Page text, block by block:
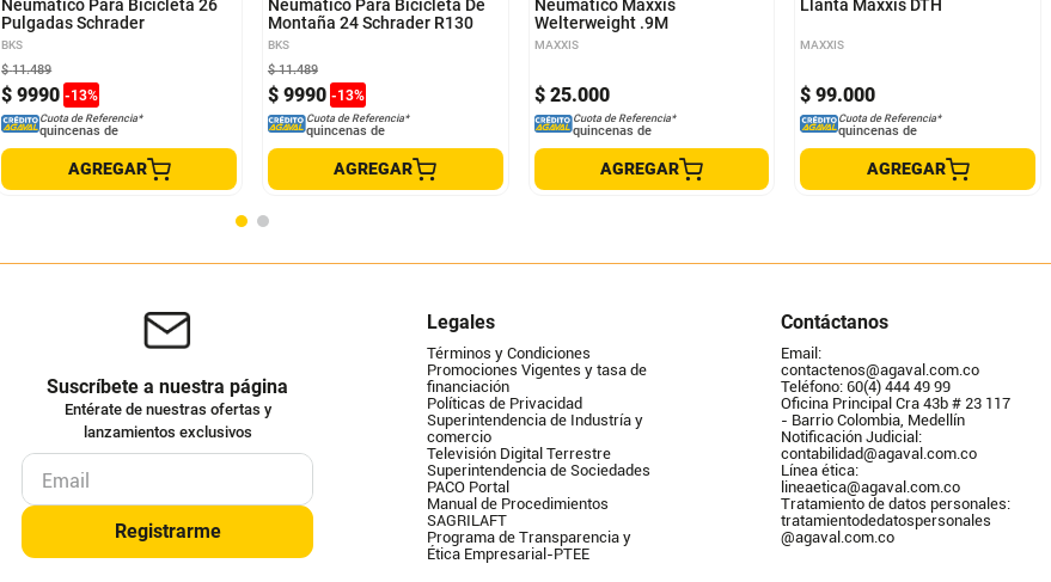
Neumático Para Bicicleta 26
Pulgadas Schrader
BKS
$ 9990 -13%
$ 11.489
Cuota de Referencia*
quincenas de
AGREGAR
Neumático Para Bicicleta De
Montaña 24 Schrader R130
BKS
$ 9990 -13%
$ 11.489
Cuota de Referencia*
quincenas de
AGREGAR
Neumatico Maxxis
Welterweight .9M
MAXXIS
$ 25.000
Cuota de Referencia*
quincenas de
AGREGAR
Llanta Maxxis DTH
MAXXIS
$ 99.000
Cuota de Referencia*
quincenas de
AGREGAR
Suscríbete a nuestra página
Entérate de nuestras ofertas y
lanzamientos exclusivos
Registrarme
Legales
Términos y Condiciones
Promociones Vigentes y tasa de
financiación
Políticas de Privacidad
Superintendencia de Industría y
comercio
Televisión Digital Terrestre
Superintendencia de Sociedades
PACO Portal
Manual de Procedimientos
SAGRILAFT
Programa de Transparencia y
Ética Empresarial-PTEE
Contáctanos
Email:
contactenos@agaval.com.co
Teléfono: 60(4) 444 49 99
Oficina Principal Cra 43b # 23 117
- Barrio Colombia, Medellín
Notificación Judicial:
contabilidad@agaval.com.co
Línea ética:
lineaetica@agaval.com.co
Tratamiento de datos personales:
tratamientodedatospersonales
@agaval.com.co